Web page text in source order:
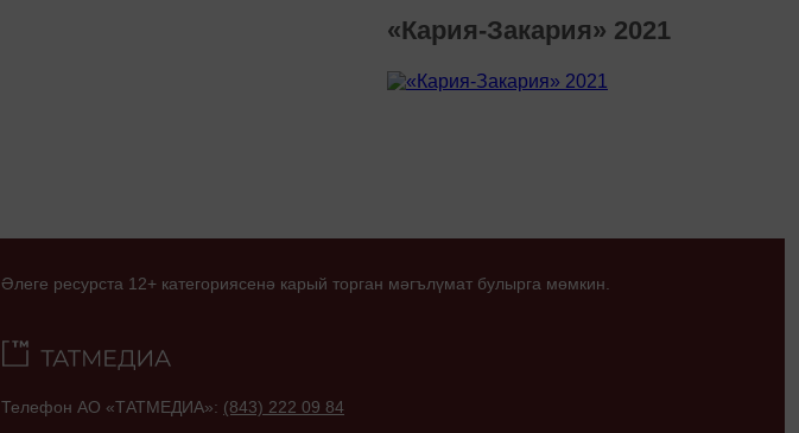
«Кария-Закария» 2021
Әлеге ресурста 12+ категориясенә карый торган мәгълүмат булырга мөмкин.
Телефон АО «ТАТМЕДИА»: (843) 222 09 84